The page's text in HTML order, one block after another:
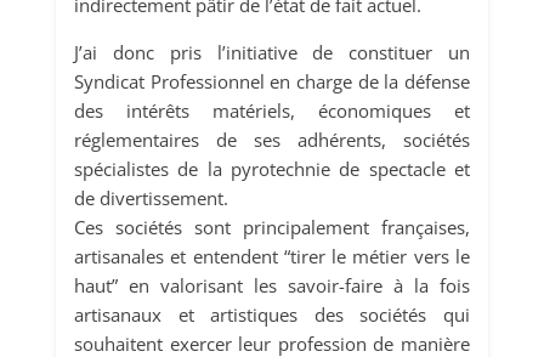
J’ai donc pris l’initiative de constituer un
Syndicat Professionnel en charge de la défense
des intérêts matériels, économiques et
réglementaires de ses adhérents, sociétés
spécialistes de la pyrotechnie de spectacle et
de divertissement.
Ces sociétés sont principalement françaises,
artisanales et entendent “tirer le métier vers le
haut” en valorisant les savoir-faire à la fois
artisanaux et artistiques des sociétés qui
souhaitent exercer leur profession de manière